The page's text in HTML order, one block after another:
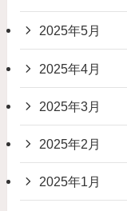
2025年5月
2025年4月
2025年3月
2025年2月
2025年1月